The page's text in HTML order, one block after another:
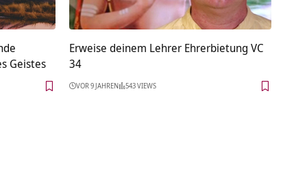
Geistes
Erweise deinem Lehrer Ehrerbietung VC
34
VOR 9 JAHREN 543 VIEWS